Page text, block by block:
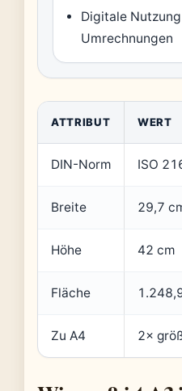
Digitale
Umrechnungen
ATTRIBUT WERT
DIN-Norm ISO
Breite 29,7
Höhe 42 cm
Fläche
Zu A4 2×